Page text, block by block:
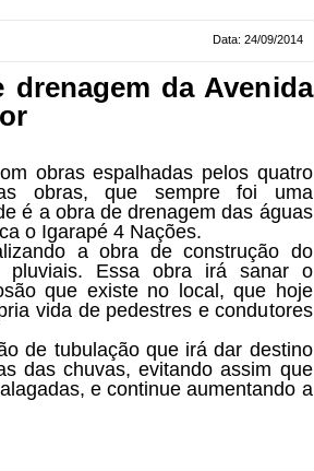
Data: 24/09/2014
drenagem da Avenida
obras espalhadas pelos quatro
obras, que sempre foi uma
é a obra de drenagem das águas
o Igarapé 4 Nações.
a obra de construção do
pluviais. Essa obra irá sanar o
que existe no local, que hoje
vida de pedestres e condutores
de tubulação que irá dar destino
das chuvas, evitando assim que
e continue aumentando a